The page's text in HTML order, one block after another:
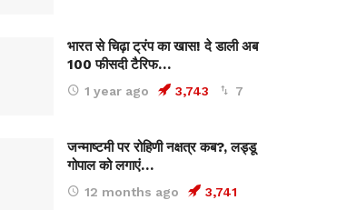
भारत से चिढ़ा ट्रंप का खास! दे डाली अब
100 फीसदी टैरिफ…
1 year ago 3,743 7
जन्माष्टमी पर रोहिणी नक्षत्र कब?, लड्डू
गोपाल को लगाएं…
12 months ago
3,741